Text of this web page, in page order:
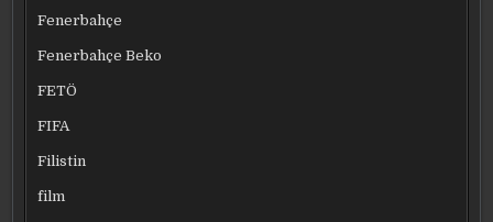
Fenerbahçe
Fenerbahçe Beko
FETÖ
FIFA
Filistin
film